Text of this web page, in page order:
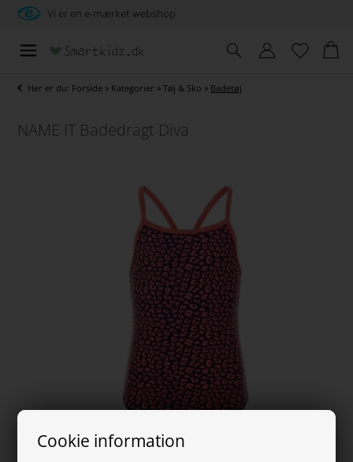
Cookie information
Vi er en e-mærket webshop
Her er du: Forside » Kategorier »Tøj & Sko » Badetøj
NAME IT Badedragt Diva